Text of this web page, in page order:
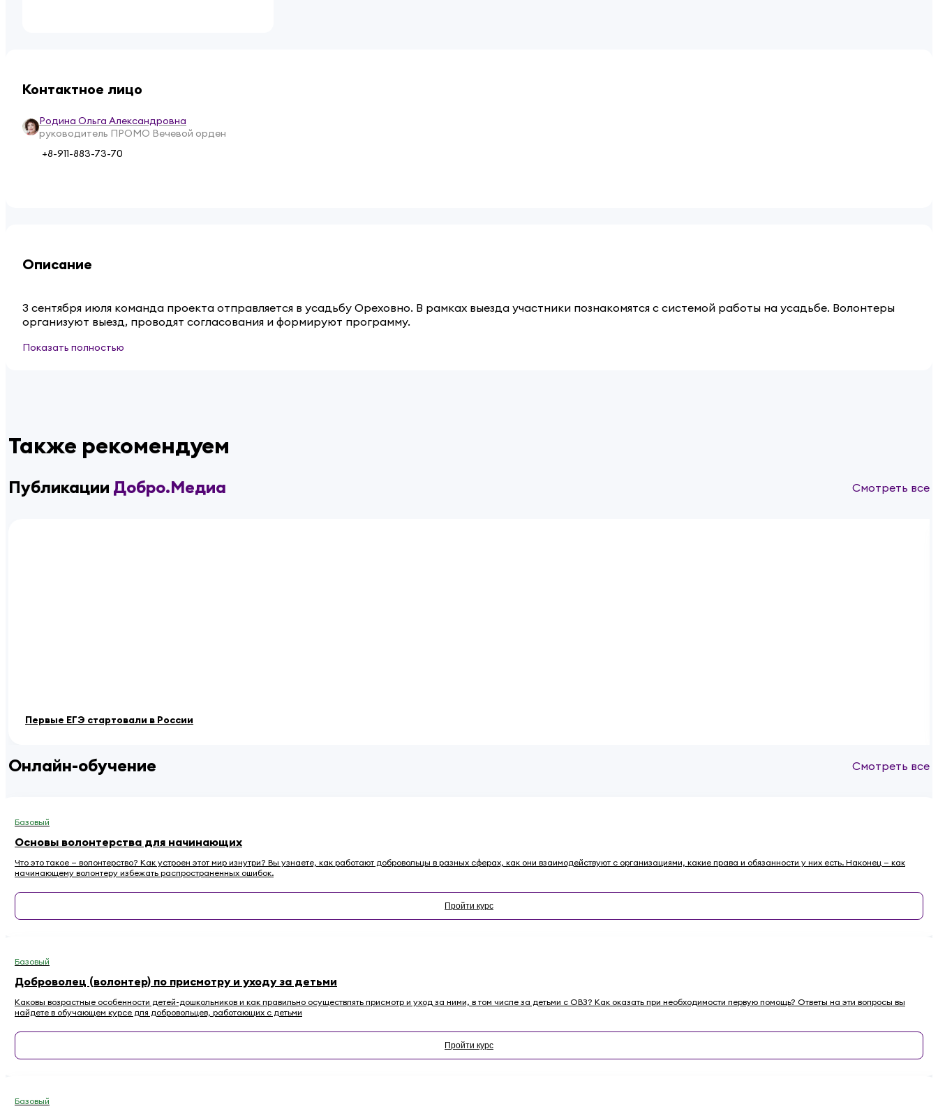
Контактное лицо
Родина Ольга Александровна
руководитель ПРОМО Вечевой орден
+8-911-883-73-70
Описание
3 сентября июля команда проекта отправляется в усадьбу Ореховно. В рамках выезда участники познакомятся с системой работы на усадьбе. Волонтеры
организуют выезд, проводят согласования и формируют программу.
Показать полностью
Также рекомендуем
Публикации Добро.Медиа Смотреть все
Первые ЕГЭ стартовали в России
Онлайн-обучение Смотреть все
Базовый
Основы волонтерства для начинающих
Что это такое — волонтерство? Как устроен этот мир изнутри? Вы узнаете, как работают добровольцы в разных сферах, как они взаимодействуют с организациями, какие права и обязанности у них есть. Наконец — как
начинающему волонтеру избежать распространенных ошибок.
Пройти курс
Базовый
Доброволец (волонтер) по присмотру и уходу за детьми
Каковы возрастные особенности детей-дошкольников и как правильно осуществлять присмотр и уход за ними, в том числе за детьми с ОВЗ? Как оказать при необходимости первую помощь? Ответы на эти вопросы вы
найдете в обучающем курсе для добровольцев, работающих с детьми
Пройти курс
Базовый